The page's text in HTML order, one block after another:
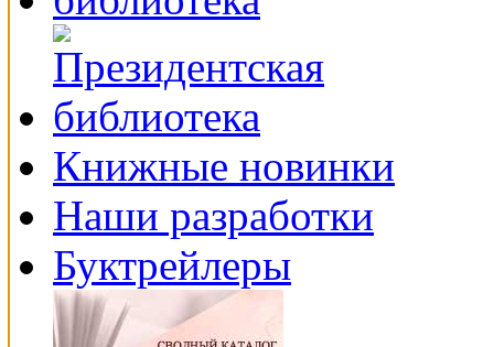
Книжные новинки
Наши разработки
Буктрейлеры